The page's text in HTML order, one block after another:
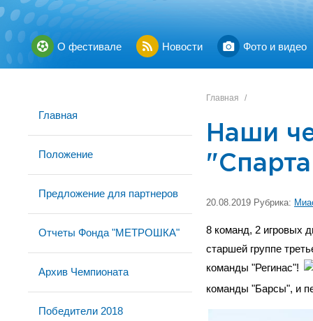
О фестивале Новости Фото и видео
Главная
Положение
Предложение для партнеров
Отчеты Фонда "МЕТРОШКА"
Архив Чемпионата
Победители 2018
Главная /
Наши
20.08.2019 Рубрика:
8 команд, 2 игровых
старшей группе
команды "Регинас"!
команды "Барсы", и